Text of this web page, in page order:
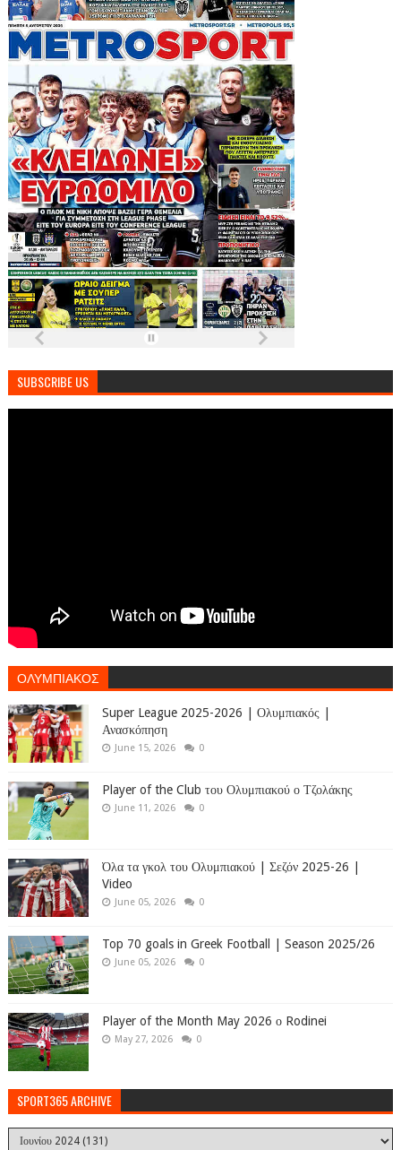
SUBSCRIBE US
ΟΛΥΜΠΙΑΚΟΣ
Super League 2025-2026 | Ολυμπιακός |
Ανασκόπηση
June 15, 2026 0
Player of the Club του Ολυμπιακού ο Τζολάκης
June 11, 2026 0
Όλα τα γκολ του Ολυμπιακού | Σεζόν 2025-26 |
Video
June 05, 2026 0
Top 70 goals in Greek Football | Season 2025/26
June 05, 2026 0
Player of the Month May 2026 ο Rodinei
May 27, 2026 0
SPORT365 ARCHIVE